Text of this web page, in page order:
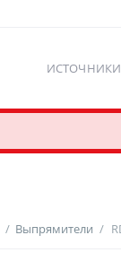
/ Выпрямители /